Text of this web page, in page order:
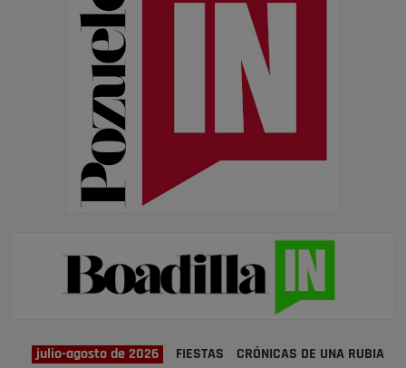
julio-agosto de 2026 FIESTAS
CRÓNICAS DE UNA RUBIA